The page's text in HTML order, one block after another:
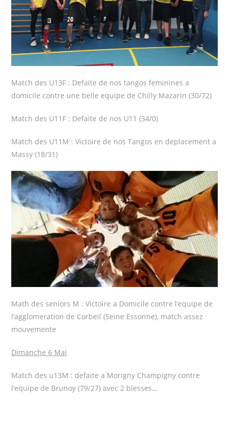
Match des U13F : Defaite de nos tangos feminines a
domicile contre une belle equipe de Chilly Mazarin (30/72)
Match des U11F : Defaite de nos U11 (34/0)
Match des U11M : Victoire de nos Tangos en deplacement a
Massy (18/31)
Math des seniors M : Victoire a Domicile contre l’equipe de
l’agglomeration de Corbeil (Seine Essonne), match assez
mouvemente
Dimanche 6 Mai
Match des u13M : defaite a Morigny Champigny contre
l’equipe de Brunoy (79/27) avec 2 blesses…